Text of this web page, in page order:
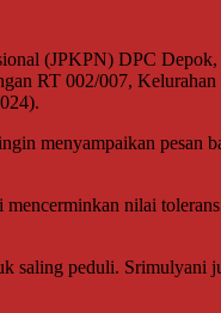
(JPKPN) DPC
RT 002/007,
menyampaikan pesan
nilai
saling peduli. Srimulyani